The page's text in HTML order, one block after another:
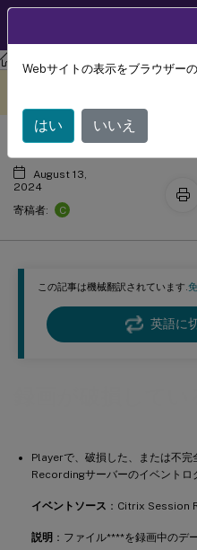
Session Recording
この記事は機械翻訳されています.
英語に
Playerで、破損した、または不
Recordingサーバーのイベントロ
イベントソース ：Citrix Session
説明 ：ファイル****を録画中のデ
録画が破損してい
August 13,
2024
寄稿者:
C
Webサイトの表示をブラウザー
はい いいえ